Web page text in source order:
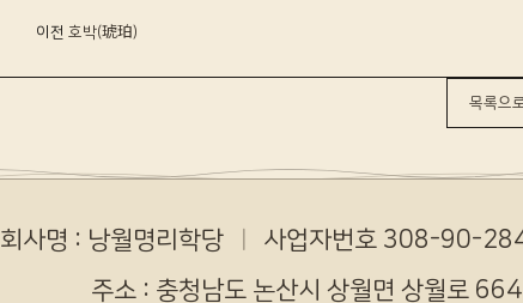
‹ 이전 호박(琥珀)
목록으
회사명 : 낭월명리학당 사업자번호 308-90-
주소 : 충청남도 논산시 상월면 상월로